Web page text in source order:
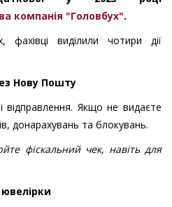
компанія "Головбух".
фахівці виділили
чотири дії
Нову Пошту
відправлення. Якщо не видаєте
донарахувань та блокувань.
фіскальний чек, навіть для